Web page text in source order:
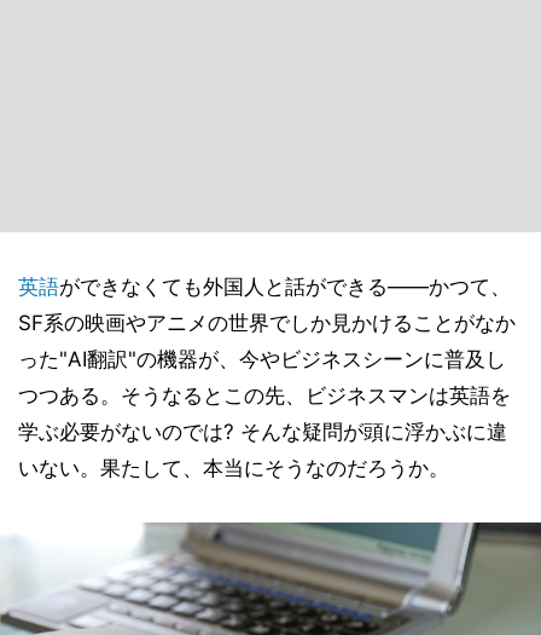
英語ができなくても外国人と話ができる――かつて、
SF系の映画やアニメの世界でしか見かけることがなか
った"AI翻訳"の機器が、今やビジネスシーンに普及し
つつある。そうなるとこの先、ビジネスマンは英語を
学ぶ必要がないのでは? そんな疑問が頭に浮かぶに違
いない。果たして、本当にそうなのだろうか。